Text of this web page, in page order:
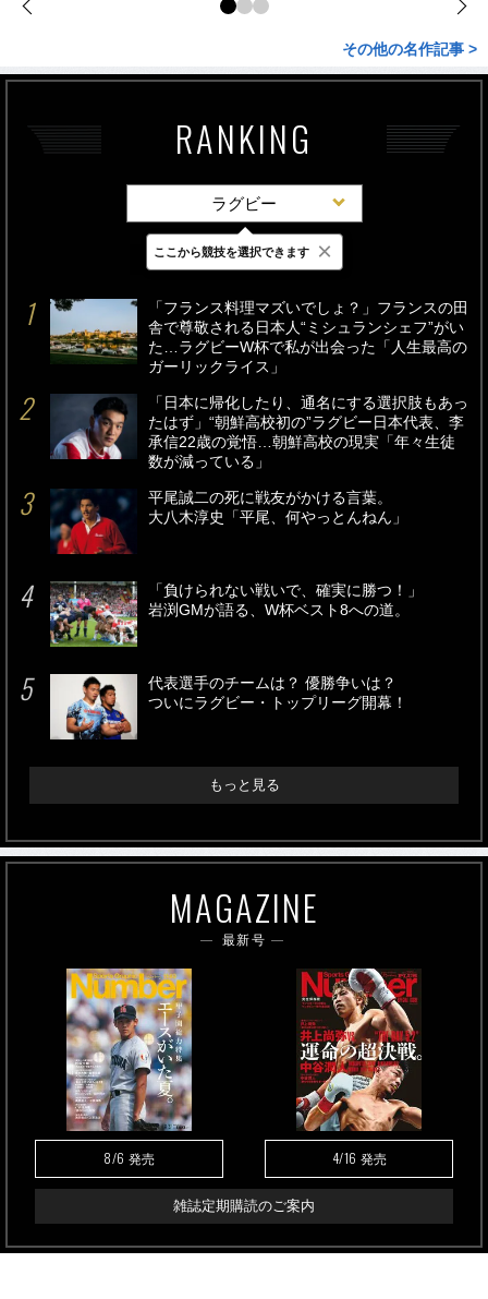
その他の名作記事 >
RANKING
ラグビー
最新 24時間 週間
「フランス料理マズいでしょ？」フランスの田
舎で尊敬される日本人“ミシュランシェフ”がい
た…ラグビーW杯で私が出会った「人生最高の
ガーリックライス」
「日本に帰化したり、通名にする選択肢もあっ
たはず」“朝鮮高校初の”ラグビー日本代表、李
承信22歳の覚悟…朝鮮高校の現実「年々生徒
数が減っている」
平尾誠二の死に戦友がかける言葉。
大八木淳史「平尾、何やっとんねん」
「負けられない戦いで、確実に勝つ！」
岩渕GMが語る、W杯ベスト8への道。
代表選手のチームは？ 優勝争いは？
ついにラグビー・トップリーグ開幕！
もっと見る
MAGAZINE
最新号
8/6 発売 4/16 発売
雑誌定期購読のご案内
ここから競技を選択できます ×